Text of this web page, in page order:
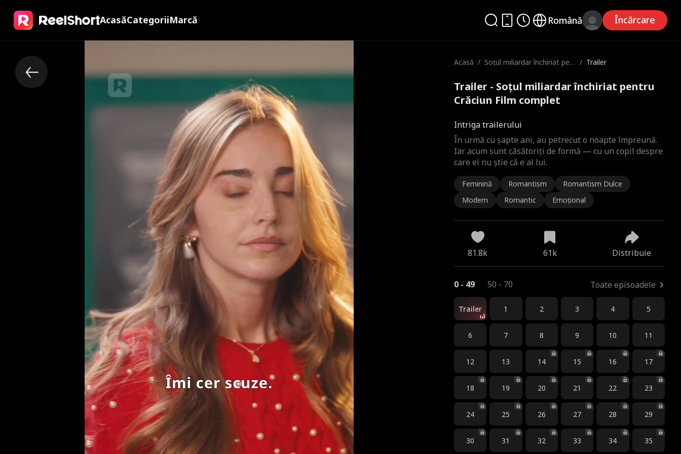
AcasăCategoriiMarcă Română Încărcare
Acasă / Soțul miliardar închiriat pen
/ Trailer
Trailer - Soțul miliardar închiriat pentru
Crăciun Film complet
Intriga trailerului
În urmă cu șapte ani, au petrecut o noapte împreună.
Iar acum sunt căsătoriți de formă — cu un copil despre
care el nu știe că e al lui.
Feminină Romantism
Romantism Dulce
Modern
Romantic Emoțional
81.8k 61k Distribuie
0 - 49 50 - 70 Toate episoadele
Trailer 1 2 3 4 5
6 7 8 9 10 11
12 13 14 15 16 17
18 19 20 21 22 23
24 25 26 27 28 29
30 31 32 33 34 35